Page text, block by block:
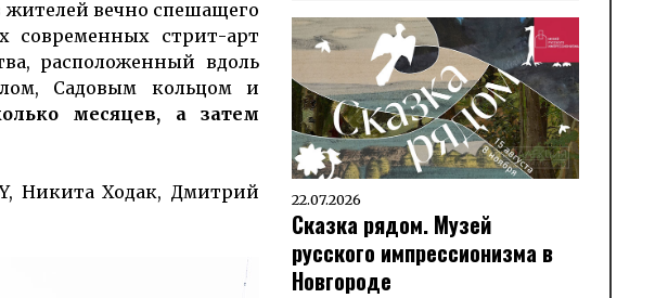
вечно спешащего
современных стрит-арт
расположенный вдоль
Садовым кольцом и
месяцев, а затем
Никита Ходак, Дмитрий
22.07.2026
Сказка рядом. Музей
русского импрессионизма в
Новгороде